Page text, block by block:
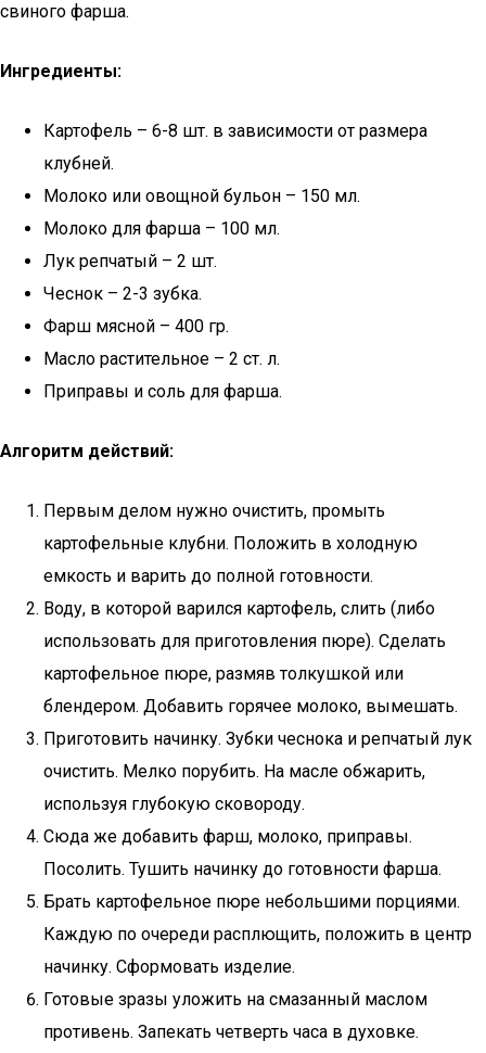
свиного фарша.
Ингредиенты:
Картофель – 6-8 шт. в зависимости от размера
клубней.
Молоко или овощной бульон – 150 мл.
Молоко для фарша – 100 мл.
Лук репчатый – 2 шт.
Чеснок – 2-3 зубка.
Фарш мясной – 400 гр.
Масло растительное – 2 ст. л.
Приправы и соль для фарша.
Алгоритм действий:
Первым делом нужно очистить, промыть
картофельные клубни. Положить в холодную
емкость и варить до полной готовности.
Воду, в которой варился картофель, слить (либо
использовать для приготовления пюре). Сделать
картофельное пюре, размяв толкушкой или
блендером. Добавить горячее молоко, вымешать.
Приготовить начинку. Зубки чеснока и репчатый лук
очистить. Мелко порубить. На масле обжарить,
используя глубокую сковороду.
Сюда же добавить фарш, молоко, приправы.
Посолить. Тушить начинку до готовности фарша.
Брать картофельное пюре небольшими порциями.
Каждую по очереди расплющить, положить в центр
начинку. Сформовать изделие.
Готовые зразы уложить на смазанный маслом
противень. Запекать четверть часа в духовке.